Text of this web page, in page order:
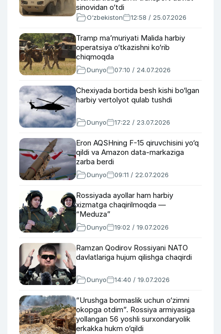
sinovidan o‘tdi
O‘zbekiston 12:58 / 25.07.2026
Tramp ma’muriyati Malida harbiy
operatsiya o‘tkazishni ko‘rib
chiqmoqda
Dunyo 07:10 / 24.07.2026
Chexiyada bortida besh kishi bo‘lgan
harbiy vertolyot qulab tushdi
Dunyo 17:22 / 23.07.2026
Eron AQSHning F-15 qiruvchisini yo‘q
qildi va Amazon data-markaziga
zarba berdi
Dunyo 09:11 / 22.07.2026
Rossiyada ayollar ham harbiy
xizmatga chaqirilmoqda —
“Meduza”
Dunyo 19:02 / 19.07.2026
Ramzan Qodirov Rossiyani NATO
davlatlariga hujum qilishga chaqirdi
Dunyo 14:40 / 19.07.2026
“Urushga bormaslik uchun o‘zimni
okopga otdim”. Rossiya armiyasiga
yollangan 56 yoshli surxondaryolik
erkakka hukm o‘qildi